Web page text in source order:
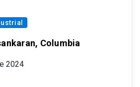
Columbia
2024